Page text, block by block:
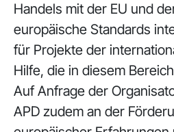
Handels mit der EU und
europäische Standards
für Projekte der
Hilfe, die in diesem
Auf Anfrage der
APD zudem an der